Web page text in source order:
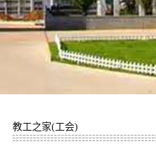
教工之家(工会)